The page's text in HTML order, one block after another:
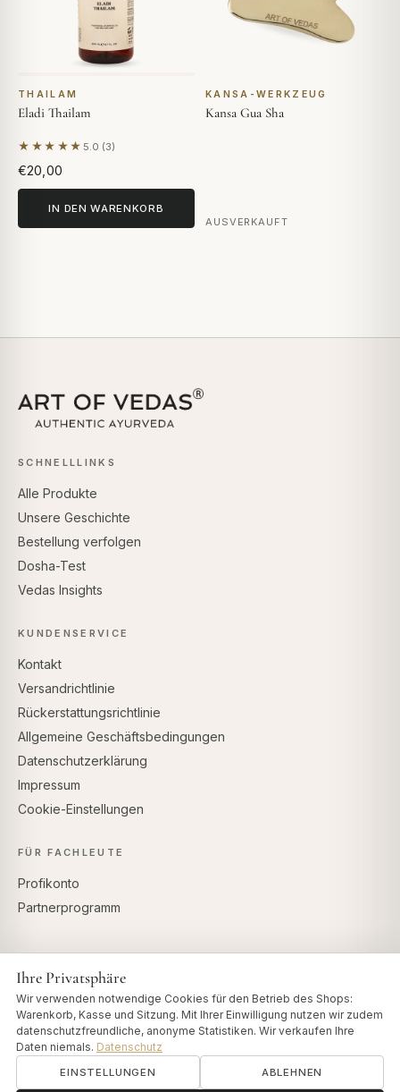
THAILAM
Eladi Thailam
★★★★★ 5.0 (3)
Basierend auf 3 Bewertungen
€20,00
IN DEN WARENKORB
KANSA-WERKZEUG
Kansa Gua Sha
AUSVERKAUFT
SCHNELLLINKS
Alle Produkte
Unsere Geschichte
Bestellung verfolgen
Dosha-Test
Vedas Insights
KUNDENSERVICE
Kontakt
Versandrichtlinie
Rückerstattungsrichtlinie
Allgemeine Geschäftsbedingungen
Datenschutzerklärung
Impressum
Cookie-Einstellungen
FÜR FACHLEUTE
Profikonto
Partnerprogramm
Ihre Privatsphäre
Wir verwenden notwendige Cookies für den Betrieb des Shops:
Warenkorb, Kasse und Sitzung. Mit Ihrer Einwilligung nutzen wir zudem
datenschutzfreundliche, anonyme Statistiken. Wir verkaufen Ihre
Daten niemals. Datenschutz
EINSTELLUNGEN ABLEHNEN